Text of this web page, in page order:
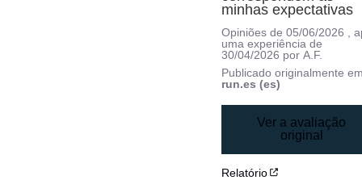
minhas expectativas
Opiniões de05/06/2026
,
uma experiência de
30/04/2026 porA.F.
Publicado originalmente
run.es (es)
Ver a avaliação
original
Relatório